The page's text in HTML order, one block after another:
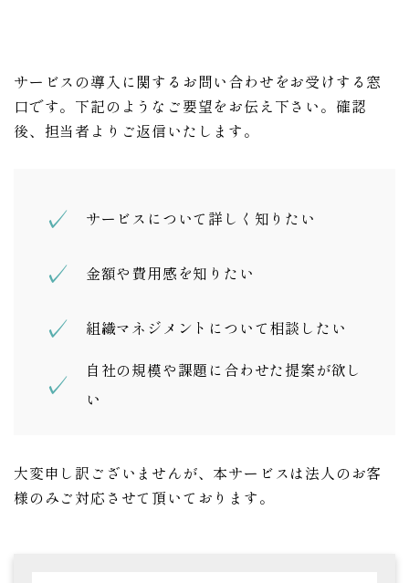
サービスの導入に関するお問い合わせをお受けする窓
口です。下記のようなご要望をお伝え下さい。確認
後、担当者よりご返信いたします。
✓ サービスについて詳しく知りたい
✓ 金額や費用感を知りたい
✓ 組織マネジメントについて相談したい
✓
自社の規模や課題に合わせた提案が欲し
い
大変申し訳ございませんが、本サービスは法人のお客
様のみご対応させて頂いております。